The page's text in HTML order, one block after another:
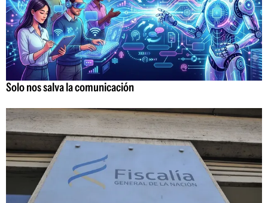
Solo nos salva la comunicación